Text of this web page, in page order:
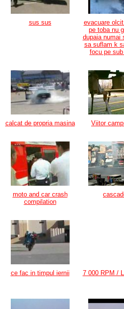
sus sus
evacuare
pe toba nu
dupaia numai
sa suflam k
focu pe
calcat de propria masina Viitor
moto and car crash
compilation
ce fac in timpul iernii 7 000 RPM /